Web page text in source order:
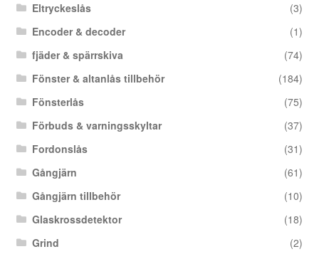
Eltryckeslås
(3)
Encoder & decoder
(1)
fjäder & spärrskiva
(74)
Fönster & altanlås tillbehör
(184)
Fönsterlås
(75)
Förbuds & varningsskyltar
(37)
Fordonslås
(31)
Gångjärn
(61)
Gångjärn tillbehör
(10)
Glaskrossdetektor
(18)
Grind
(2)